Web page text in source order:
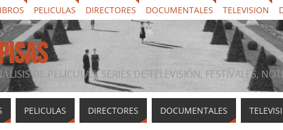
PELICULAS DIRECTORES DOCUMENTALES TELEVISION
DE PELÍCULAS, SERIES DE TELEVISIÓN, FESTIVALES,
PELICULAS DIRECTORES DOCUMENTALES